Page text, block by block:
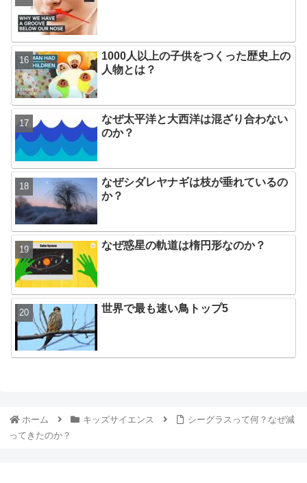
1000人以上の子供をつくった歴史上の
人物とは？
なぜ太平洋と大西洋は混ざり合わない
のか？
なぜシダレヤナギは枝が垂れているの
か？
なぜ惑星の軌道は楕円形なのか？
世界で最も速い鳥トップ5
ホーム キッズサイエンス
シーグラスって何？なぜ減
ってきたのか？